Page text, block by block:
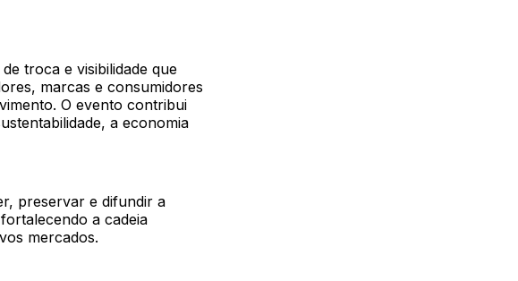
troca e visibilidade que
marcas e consumidores
O evento contribui
a economia
preservar e difundir a
a cadeia
mercados.